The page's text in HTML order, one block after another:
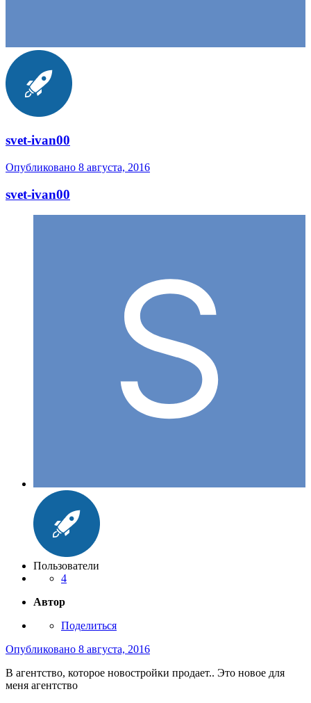
svet-ivan00
Опубликовано 8 августа, 2016
svet-ivan00
Пользователи
4
Автор
Поделиться
Опубликовано 8 августа, 2016
В агентство, которое новостройки продает.. Это новое для
меня агентство